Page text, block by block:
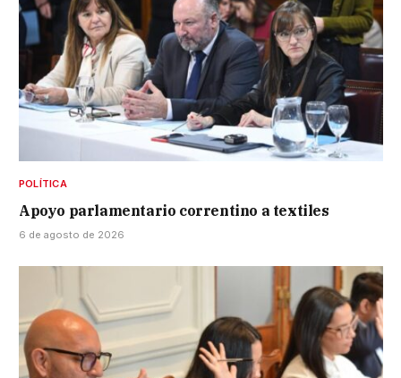
POLÍTICA
Apoyo parlamentario correntino a textiles
6 de agosto de 2026